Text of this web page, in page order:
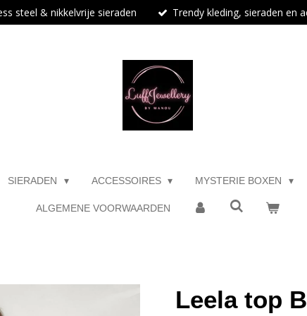
steel & nikkelvrije sieraden Trendy kleding, sieraden en
SIERADEN ACCESSOIRES MYSTERIE BOXEN
ALGEMENE VOORWAARDEN
Leela top